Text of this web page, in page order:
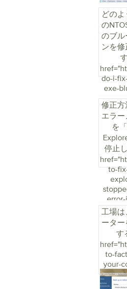
どの
の
のブル
ンを
do-i-
exe-
of-
修正方
エラ
を
停止
to-
error-
工場は
ーター
す
to-
your-